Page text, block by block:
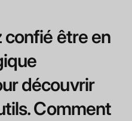
confié être en
découvrir
Comment